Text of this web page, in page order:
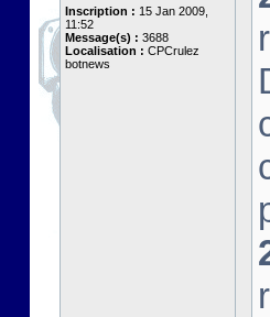
Inscription : 15 Jan 2009,
11:52
Message(s) : 3688
Localisation : CPCrulez
botnews